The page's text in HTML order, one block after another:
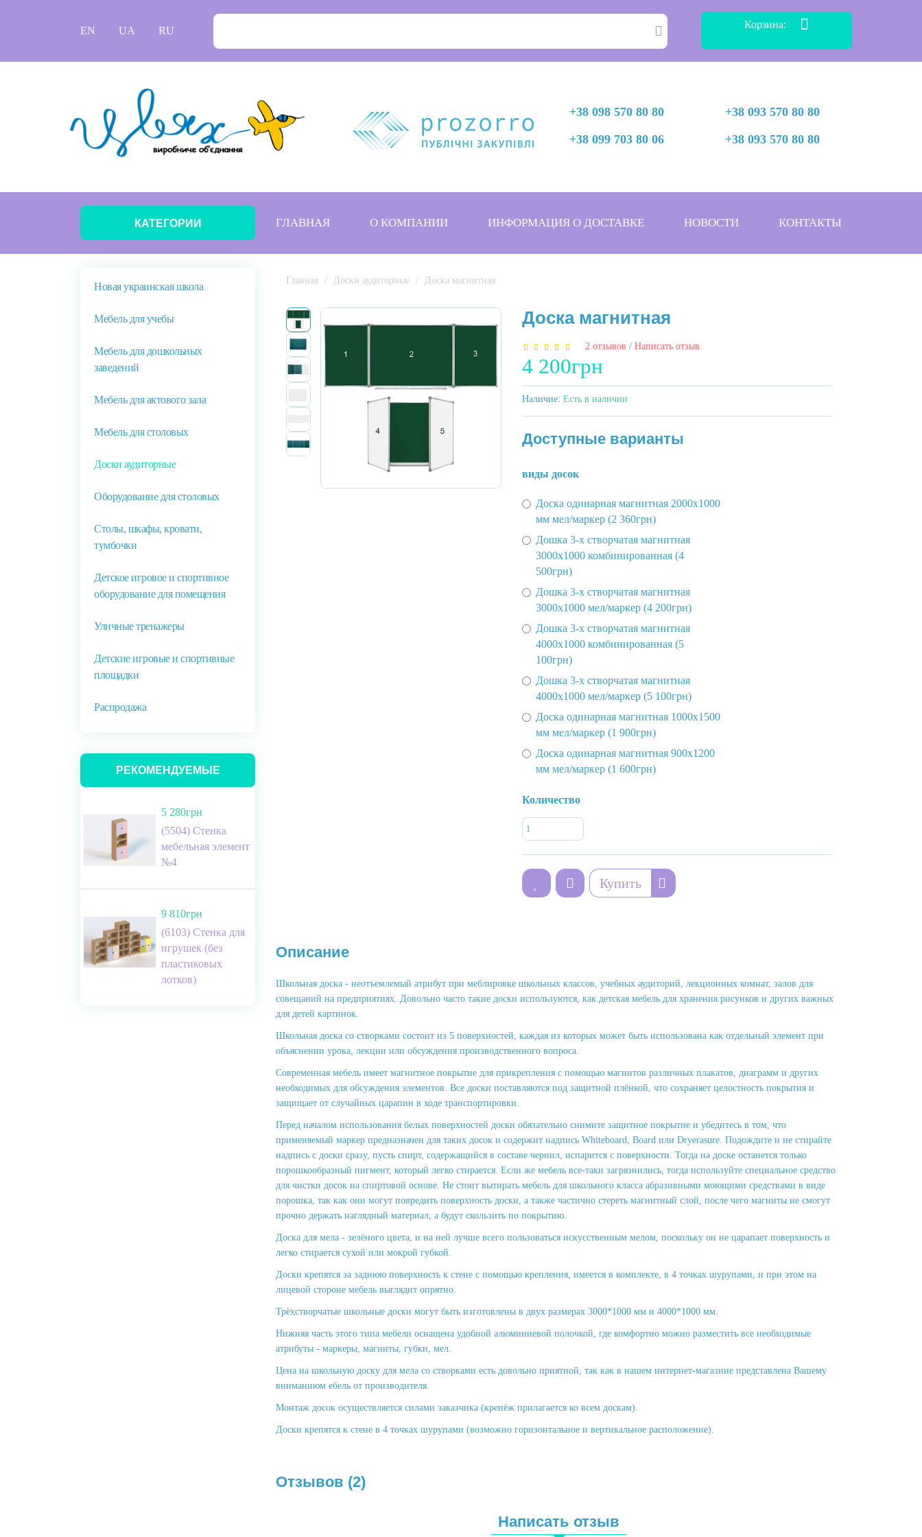
EN UA RU
Корзина:
+38 098 570 80 80
+38 099 703 80 06
+38 093 570 80 80
+38 093 570 80 80
ГЛАВНАЯ О КОМПАНИИ ИНФОРМАЦИЯ О ДОСТАВКЕ НОВОСТИ КОНТАКТЫ
КАТЕГОРИИ
Новая украинская школа
Мебель для учебы
Мебель для дошкольных
заведений
Мебель для актового зала
Мебель для столовых
Доски аудиторные
Оборудование для столовых
Столы, шкафы, кровати,
тумбочки
Детское игровое и спортивное
оборудование для помещения
Уличные тренажеры
Детские игровые и спортивные
площадки
Распродажа
РЕКОМЕНДУЕМЫЕ
5 280грн
(5504) Стенка
мебельная элемент
№4
9 810грн
(6103) Стенка для
игрушек (без
пластиковых
лотков)
Главная Доски аудиторные Доска магнитная
Доска магнитная
2 отзывов / Написать отзыв
4 200грн
Наличие: Есть в наличии
Доступные варианты
виды досок
Доска одинарная магнитная 2000х1000
мм мел/маркер (2 360грн)
Дошка 3-х створчатая магнитная
3000х1000 комбинированная (4
500грн)
Дошка 3-х створчатая магнитная
3000х1000 мел/маркер (4 200грн)
Дошка 3-х створчатая магнитная
4000х1000 комбинированная (5
100грн)
Дошка 3-х створчатая магнитная
4000х1000 мел/маркер (5 100грн)
Доска одинарная магнитная 1000х1500
мм мел/маркер (1 900грн)
Доска одинарная магнитная 900х1200
мм мел/маркер (1 600грн)
Количество
Купить
Описание
Школьная доска - неотъемлемый атрибут при меблировке школьных классов, учебных аудиторий, лекционных комнат, залов для
совещаний на предприятиях. Довольно часто такие доски используются, как детская мебель для хранения рисунков и других важных
для детей картинок.
Школьная доска со створками состоит из 5 поверхностей, каждая из которых может быть использована как отдельный элемент при
объяснении урока, лекции или обсуждения производственного вопроса.
Современная мебель имеет магнитное покрытие для прикрепления с помощью магнитов различных плакатов, диаграмм и других
необходимых для обсуждения элементов. Все доски поставляются под защитной плёнкой, что сохраняет целостность покрытия и
защищает от случайных царапин в ходе транспортировки.
Перед началом использования белых поверхностей доски обязательно снимите защитное покрытие и убедитесь в том, что
применяемый маркер предназначен для таких досок и содержит надпись Whiteboard, Board или Dryerasure. Подождите и не стирайте
надпись с доски сразу, пусть спирт, содержащийся в составе чернил, испарится с поверхности. Тогда на доске останется только
порошкообразный пигмент, который легко стирается. Если же мебель все-таки загрязнились, тогда используйте специальное средство
для чистки досок на спиртовой основе. Не стоит вытирать мебель для школьного класса абразивными моющими средствами в виде
порошка, так как они могут повредить поверхность доски, а также частично стереть магнитный слой, после чего магниты не смогут
прочно держать наглядный материал, а будут скользить по покрытию.
Доска для мела - зелёного цвета, и на ней лучше всего пользоваться искусственным мелом, поскольку он не царапает поверхность и
легко стирается сухой или мокрой губкой.
Доски крепятся за заднюю поверхность к стене с помощью крепления, имеется в комплекте, в 4 точках шурупами, и при этом на
лицевой стороне мебель выглядит опрятно.
Трёхстворчатые школьные доски могут быть изготовлены в двух размерах 3000*1000 мм и 4000*1000 мм.
Нижняя часть этого типа мебели оснащена удобной алюминиевой полочкой, где комфортно можно разместить все необходимые
атрибуты - маркеры, магниты, губки, мел.
Цена на школьную доску для мела со створками есть довольно приятной, так как в нашем интернет-магазине представлена Вашему
вниманиюм ебель от производителя.
Монтаж досок осуществляется силами заказчика (крепёж прилагается ко всем доскам).
Доски крепятся к стене в 4 точках шурупами (возможно горизонтальное и вертикальное расположение).
Отзывов (2)
Написать отзыв